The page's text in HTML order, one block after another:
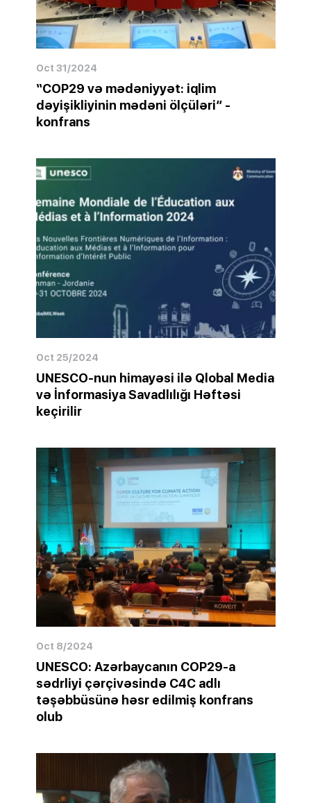
Oct 31/2024
“COP29 və mədəniyyət: iqlim
dəyişikliyinin mədəni ölçüləri” -
konfrans
Oct 25/2024
UNESCO-nun himayəsi ilə Qlobal Media
və İnformasiya Savadlılığı Həftəsi
keçirilir
Oct 8/2024
UNESCO: Azərbaycanın COP29-a
sədrliyi çərçivəsində C4C adlı
təşəbbüsünə həsr edilmiş konfrans
olub